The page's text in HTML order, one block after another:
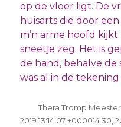
op de vloer ligt. De
huisarts die door
m’n arme hoofd
sneetje zeg. Het is
de hand, behalve
was al in de tekening
Auteur
Thera Tromp
2019 13:14:07 +000014 30,